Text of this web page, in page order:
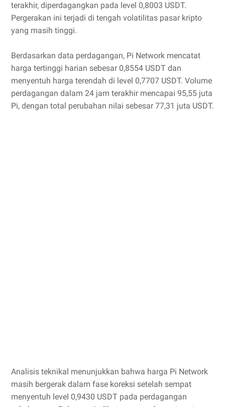
terakhir, diperdagangkan pada level 0,8003 USDT.
Pergerakan ini terjadi di tengah volatilitas pasar kripto
yang masih tinggi.
Berdasarkan data perdagangan, Pi Network mencatat
harga tertinggi harian sebesar 0,8554 USDT dan
menyentuh harga terendah di level 0,7707 USDT. Volume
perdagangan dalam 24 jam terakhir mencapai 95,55 juta
Pi, dengan total perubahan nilai sebesar 77,31 juta USDT.
Analisis teknikal menunjukkan bahwa harga Pi Network
masih bergerak dalam fase koreksi setelah sempat
menyentuh level 0,9430 USDT pada perdagangan